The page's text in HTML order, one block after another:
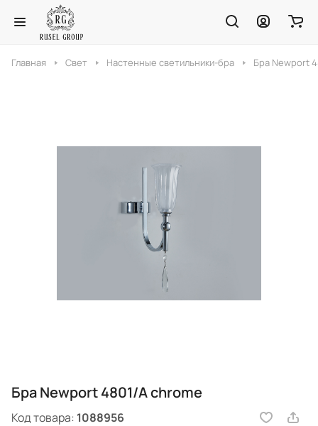
Главная Свет Настенные светильники-бра Бра Newport
Бра Newport 4801/A chrome
Код товара: 1088956